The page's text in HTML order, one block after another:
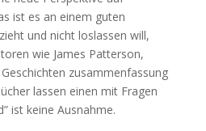
ist es an einem guten
und nicht loslassen will,
wie James Patterson,
zusammenfassung
lassen einen mit Fragen
ist keine Ausnahme.